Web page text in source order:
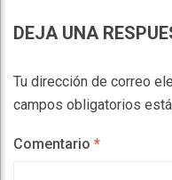
DEJA UNA
Tu dirección de correo
campos obligatorios
Comentario *